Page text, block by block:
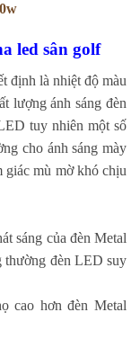
led sân golf
định là nhiệt độ màu
lượng ánh sáng đèn
tuy nhiên một số
cho ánh sáng mày
giác mù mờ khó chịu
sáng của đèn Metal
thường đèn LED suy
hơn đèn Metal